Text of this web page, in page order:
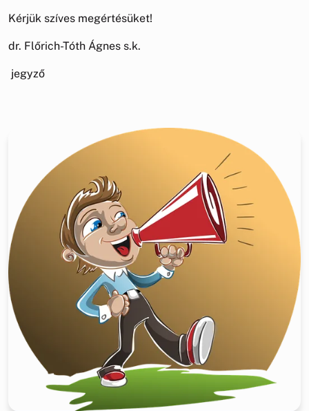
Kérjük szíves megértésüket!
dr. Flőrich-Tóth Ágnes s.k.
jegyző